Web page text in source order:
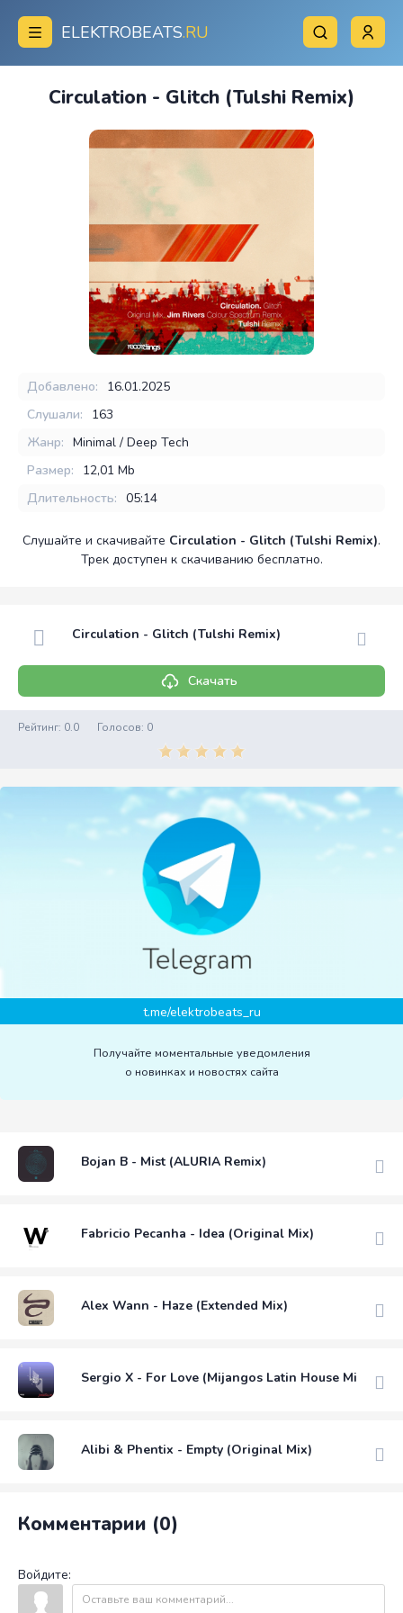
ELEKTROBEATS.RU
Circulation - Glitch (Tulshi Remix)
Добавлено:
16.01.2025
Слушали:
163
Жанр: Minimal / Deep Tech
Размер:
12,01 Mb
Длительность: 05:14
Слушайте и скачивайте Circulation - Glitch (Tulshi Remix).
Трек доступен к скачиванию бесплатно.
Circulation - Glitch (Tulshi Remix)
Скачать
Рейтинг: 0.0 Голосов: 0
t.me/elektrobeats_ru
Получайте моментальные уведомления
о новинках и новостях сайта
Bojan B - Mist (ALURIA Remix)
Fabricio Pecanha - Idea (Original Mix)
Alex Wann - Haze (Extended Mix)
Sergio X - For Love (Mijangos Latin House Mix)
Alibi & Phentix - Empty (Original Mix)
Комментарии (0)
Войдите: